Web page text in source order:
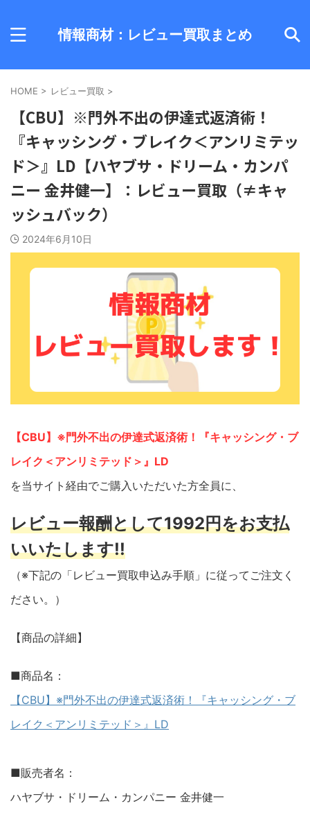
情報商材：レビュー買取まとめ
HOME > レビュー買取 >
【CBU】※門外不出の伊達式返済術！
『キャッシング・ブレイク＜アンリミテッ
ド＞』LD【ハヤブサ・ドリーム・カンパ
ニー 金井健一】：レビュー買取（≠キャ
ッシュバック）
2024年6月10日
【CBU】※門外不出の伊達式返済術！『キャッシング・ブ
レイク＜アンリミテッド＞』LD
を当サイト経由でご購入いただいた方全員に、
レビュー報酬として1992円をお支払
いいたします!!
（※下記の「レビュー買取申込み手順」に従ってご注文く
ださい。）
【商品の詳細】
■商品名：
【CBU】※門外不出の伊達式返済術！『キャッシング・ブ
レイク＜アンリミテッド＞』LD
■販売者名：
ハヤブサ・ドリーム・カンパニー 金井健一